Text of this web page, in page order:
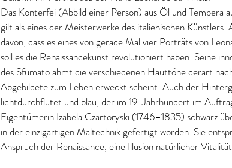
Das Konterfei (Abbild einer Person) aus Öl und Tempera
gilt als eines der Meisterwerke des italienischen Künstlers.
davon, dass es eines von gerade Mal vier Porträts von
soll es die Renaissancekunst revolutioniert haben. Seine
des Sfumato ahmt die verschiedenen Hauttöne derart
Abgebildete zum Leben erweckt scheint. Auch der
lichtdurchflutet und blau, der im 19. Jahrhundert im
Eigentümerin Izabela Czartoryski (1746–1835) schwarz
in der einzigartigen Maltechnik gefertigt worden. Sie
Anspruch der Renaissance, eine Illusion natürlicher